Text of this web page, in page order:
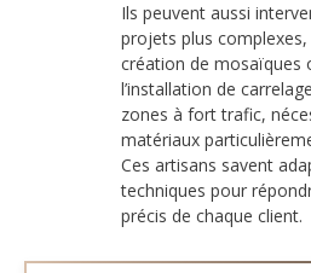
Ils peuvent aussi
projets plus
création de mosaïques
l’installation de
zones à fort trafic,
matériaux
Ces artisans savent
techniques pour
précis de chaque client.